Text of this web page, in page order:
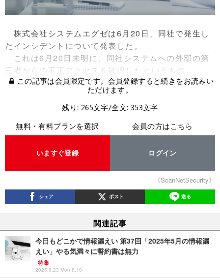
株式会社システムエグゼは6月20日、同社で発生し
たインシデントについて発表した。
これは6月20日未明に、同社システムへの外部の第
三者からの不正アクセスを確認したというもの。
この記事は会員限定です。会員登録すると続きをお読みい
ただけます。
残り: 265文字/全文: 353文字
無料・有料プランを選択
いますぐ登録
会員の方はこちら
ログイン
《ScanNetSecurity》
シェア ポスト 送る
関連記事
今日もどこかで情報漏えい 第37回「2025年5月の情報漏
えい」やる気満々に誓約書は無力
特集
2025.6.23 Mon 8:10